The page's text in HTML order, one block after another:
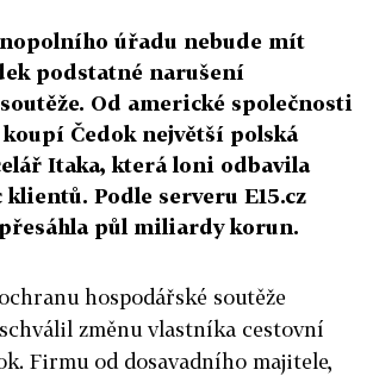
úřadu nebude mít
podstatné narušení
Od americké společnosti
Čedok největší polská
Itaka, která loni odbavila
Podle serveru E15.cz
půl miliardy korun.
hospodářské soutěže
změnu vlastníka cestovní
Firmu od dosavadního majitele,